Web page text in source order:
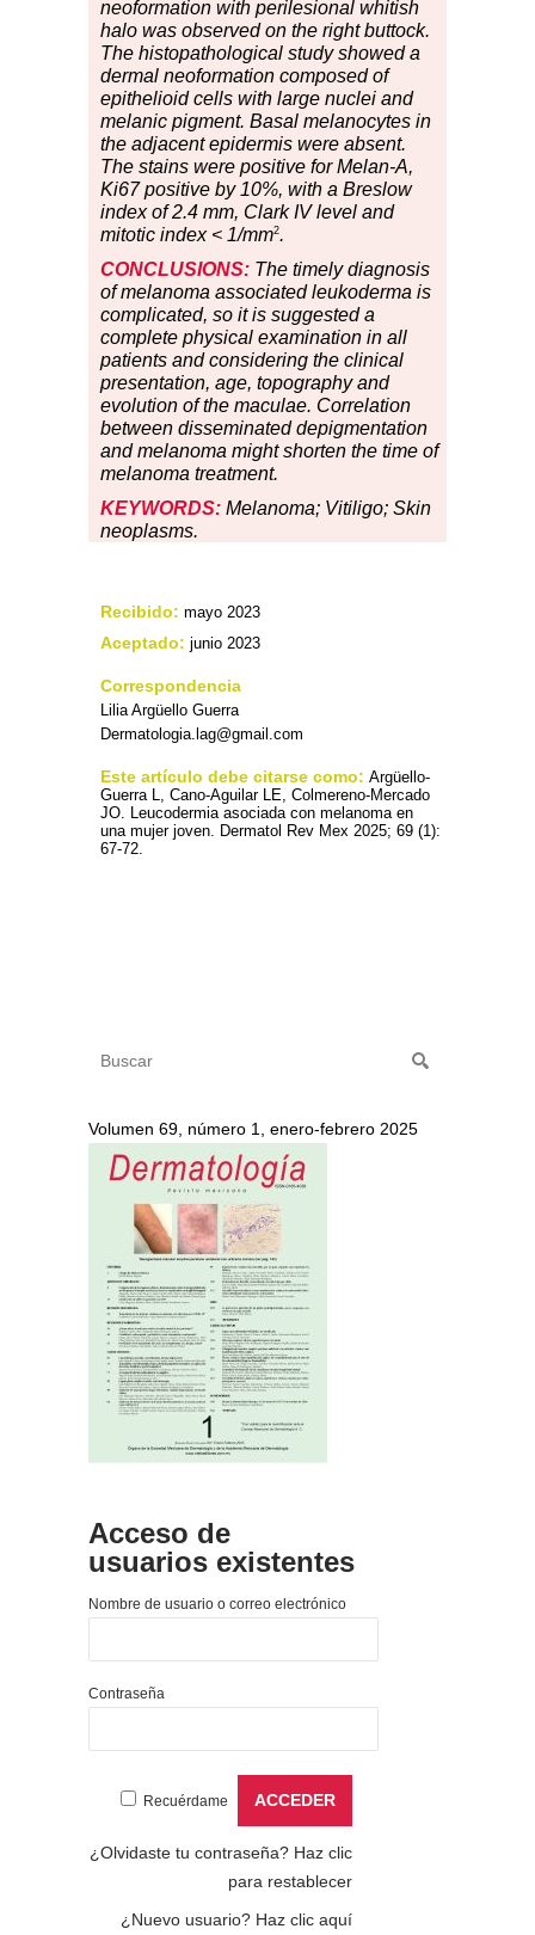
neoformation with perilesional whitish
halo was observed on the right buttock.
The histopathological study showed a
dermal neoformation composed of
epithelioid cells with large nuclei and
melanic pigment. Basal melanocytes in
the adjacent epidermis were absent.
The stains were positive for Melan-A,
Ki67 positive by 10%, with a Breslow
index of 2.4 mm, Clark IV level and
mitotic index < 1/mm2.
CONCLUSIONS: The timely diagnosis
of melanoma associated leukoderma is
complicated, so it is suggested a
complete physical examination in all
patients and considering the clinical
presentation, age, topography and
evolution of the maculae. Correlation
between disseminated depigmentation
and melanoma might shorten the time of
melanoma treatment.
KEYWORDS: Melanoma; Vitiligo; Skin
neoplasms.
Recibido: mayo 2023
Aceptado: junio 2023
Correspondencia
Lilia Argüello Guerra
Dermatologia.lag@gmail.com
Este artículo debe citarse como: Argüello-
Guerra L, Cano-Aguilar LE, Colmereno-Mercado
JO. Leucodermia asociada con melanoma en
una mujer joven. Dermatol Rev Mex 2025; 69 (1):
67-72.
Volumen 69, número 1, enero-febrero 2025
Acceso de
usuarios existentes
Nombre de usuario o correo electrónico
Contraseña
Recuérdame
¿Olvidaste tu contraseña? Haz clic
para restablecer
¿Nuevo usuario? Haz clic aquí